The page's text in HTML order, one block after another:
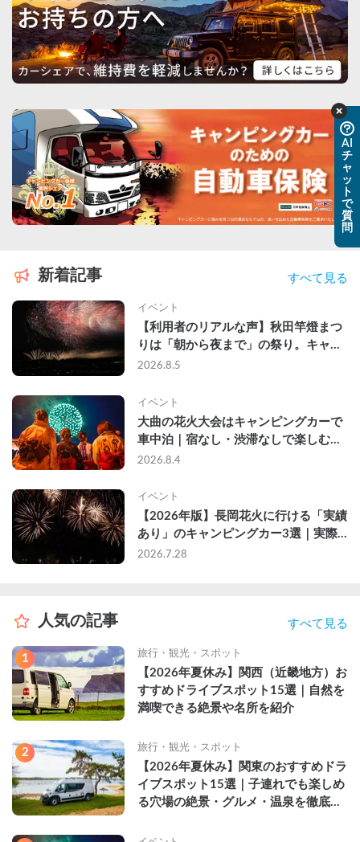
新着記事 すべて見る
イベント
【利用者のリアルな声】秋田竿燈まつ
りは「朝から夜まで」の祭り。キャン
ピングカーで行った2組の記録
2026.8.5
イベント
大曲の花火大会はキャンピングカーで
車中泊｜宿なし・渋滞なしで楽しむ
2026年完全ガイド
2026.8.4
イベント
【2026年版】長岡花火に行ける「実績
あり」のキャンピングカー3選｜実際
に利用したゲストのレビュー付き
2026.7.28
人気の記事 すべて見る
1 旅行・観光・スポット
【2026年夏休み】関西（近畿地方）お
すすめドライブスポット15選｜自然を
満喫できる絶景や名所を紹介
2 旅行・観光・スポット
【2026年夏休み】関東のおすすめドラ
イブスポット15選｜子連れでも楽しめ
る穴場の絶景・グルメ・温泉を徹底解
AI
チ
ャ
ッ
ト
で
質
問